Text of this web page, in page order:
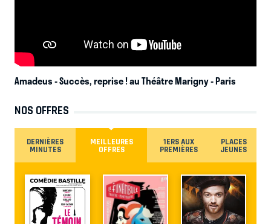
Amadeus - Succès, reprise ! au Théâtre Marigny- Paris
NOS OFFRES
DERNIÈRES
MINUTES
MEILLEURES
OFFRES
1ERS AUX
PREMIÈRES
PLACES
JEUNES